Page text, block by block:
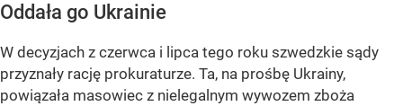
Oddała go Ukrainie
W decyzjach z czerwca i lipca tego roku szwedzkie sądy
przyznały rację prokuraturze. Ta, na prośbę Ukrainy,
powiązała masowiec z nielegalnym wywozem zboża